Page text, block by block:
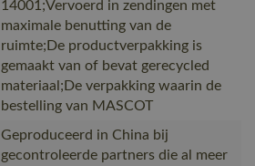
14001;Vervoerd in zendingen met
maximale benutting van de
ruimte;De productverpakking is
gemaakt van of bevat gerecycled
materiaal;De verpakking waarin de
bestelling van MASCOT
Geproduceerd in China bij
gecontroleerde partners die al meer